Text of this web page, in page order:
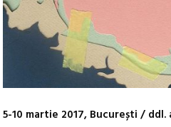
5-10 martie 2017, București / ddl.